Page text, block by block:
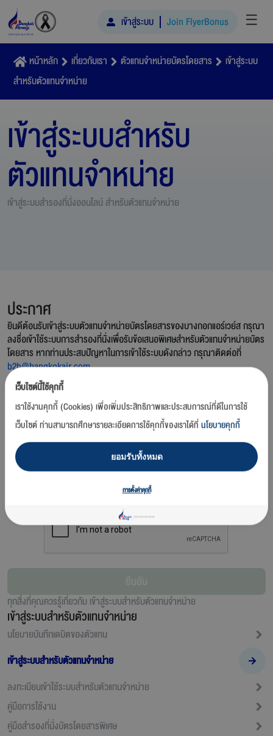
เข้าสู่ระบบ Join FlyerBonus ☰
หน้าหลัก เกี่ยวกับเรา ตัวแทนจำหน่ายบัตรโดยสาร
เข้าสู่ระบบ
สำหรับตัวแทนจำหน่าย
เข้าสู่ระบบสำหรับ
ตัวแทนจำหน่าย
เข้าสู่ระบบสำรองที่นั่งออนไลน์ สำหรับตัวแทนจำหน่าย
ประกาศ
ยินดีต้อนรับเข้าสู่ระบบตัวแทนจำหน่ายบัตรโดยสารของบางกอกแอร์เวย์ส กรุณา
ลงชื่อเข้าใช้ระบบการสำรองที่นั่งเพื่อรับข้อเสนอพิเศษสำหรับตัวแทนจำหน่ายบัตร
โดยสาร หากท่านประสบปัญหาในการเข้าใช้ระบบดังกล่าว กรุณาติดต่อที่
b2b@bangkokair.com
ข้อตกลงและเงื่อนไข
ทุกสิ่งที่คุณควรรู้เกี่ยวกับ เข้าสู่ระบบสำหรับตัวแทนจำหน่าย
เข้าสู่ระบบสำหรับตัวแทนจำหน่าย
นโยบายบันทึกเดบิตของตัวแทน
เข้าสู่ระบบสำหรับตัวแทนจำหน่าย
ลงทะเบียนเข้าใช้ระบบสำหรับตัวแทนจำหน่าย
คู่มือการใช้งาน
คู่มือสำรองที่นั่งบัตรโดยสารพิเศษ
เว็บไซต์นี้ใช้คุกกี้
เราใช้งานคุกกี้ (Cookies) เพื่อเพิ่มประสิทธิภาพและประสบการณ์ที่ดีในการใช้
เว็บไซต์ ท่านสามารถศึกษารายละเอียดการใช้คุกกี้ของเราได้ที่นโยบายคุกกี้
ยอมรับทั้งหมด
การตั้งค่าคุกกี้